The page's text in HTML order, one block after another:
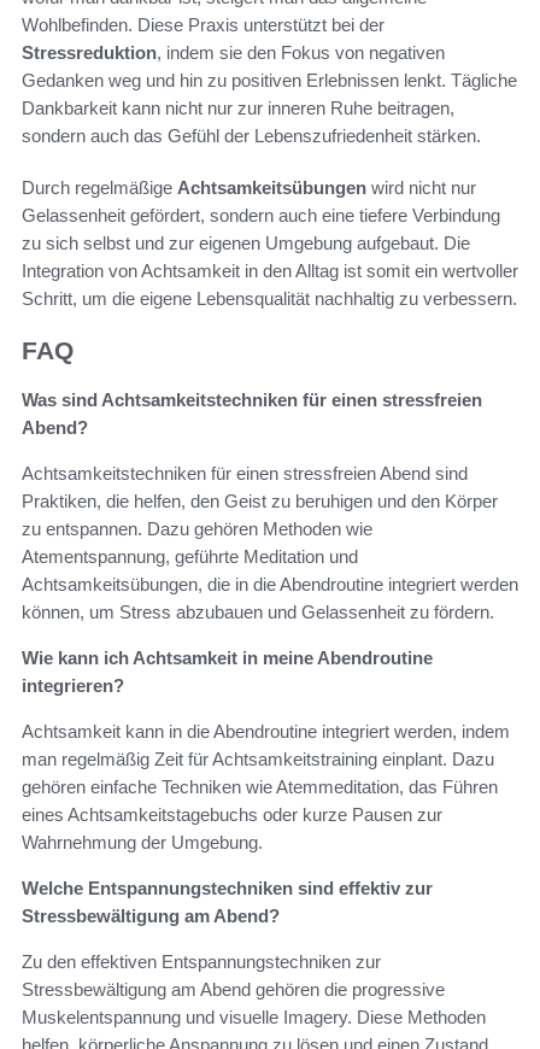
Wohlbefinden. Diese Praxis unterstützt bei der
Stressreduktion, indem sie den Fokus von negativen
Gedanken weg und hin zu positiven Erlebnissen lenkt. Tägliche
Dankbarkeit kann nicht nur zur inneren Ruhe beitragen,
sondern auch das Gefühl der Lebenszufriedenheit stärken.
Durch regelmäßige Achtsamkeitsübungen wird nicht nur
Gelassenheit gefördert, sondern auch eine tiefere Verbindung
zu sich selbst und zur eigenen Umgebung aufgebaut. Die
Integration von Achtsamkeit in den Alltag ist somit ein wertvoller
Schritt, um die eigene Lebensqualität nachhaltig zu verbessern.
FAQ
Was sind Achtsamkeitstechniken für einen stressfreien
Abend?
Achtsamkeitstechniken für einen stressfreien Abend sind
Praktiken, die helfen, den Geist zu beruhigen und den Körper
zu entspannen. Dazu gehören Methoden wie
Atementspannung, geführte Meditation und
Achtsamkeitsübungen, die in die Abendroutine integriert werden
können, um Stress abzubauen und Gelassenheit zu fördern.
Wie kann ich Achtsamkeit in meine Abendroutine
integrieren?
Achtsamkeit kann in die Abendroutine integriert werden, indem
man regelmäßig Zeit für Achtsamkeitstraining einplant. Dazu
gehören einfache Techniken wie Atemmeditation, das Führen
eines Achtsamkeitstagebuchs oder kurze Pausen zur
Wahrnehmung der Umgebung.
Welche Entspannungstechniken sind effektiv zur
Stressbewältigung am Abend?
Zu den effektiven Entspannungstechniken zur
Stressbewältigung am Abend gehören die progressive
Muskelentspannung und visuelle Imagery. Diese Methoden
helfen, körperliche Anspannung zu lösen und einen Zustand